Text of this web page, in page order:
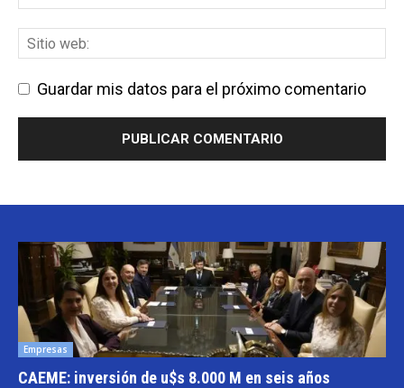
Guardar mis datos para el próximo comentario
Empresas
CAEME: inversión de u$s 8.000 M en seis años